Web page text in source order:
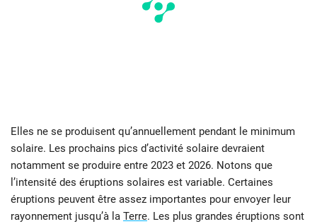
Elles ne se produisent qu’annuellement pendant le minimum
solaire. Les prochains pics d’activité solaire devraient
notamment se produire entre 2023 et 2026. Notons que
l’intensité des éruptions solaires est variable. Certaines
éruptions peuvent être assez importantes pour envoyer leur
rayonnement jusqu’à la Terre. Les plus grandes éruptions sont